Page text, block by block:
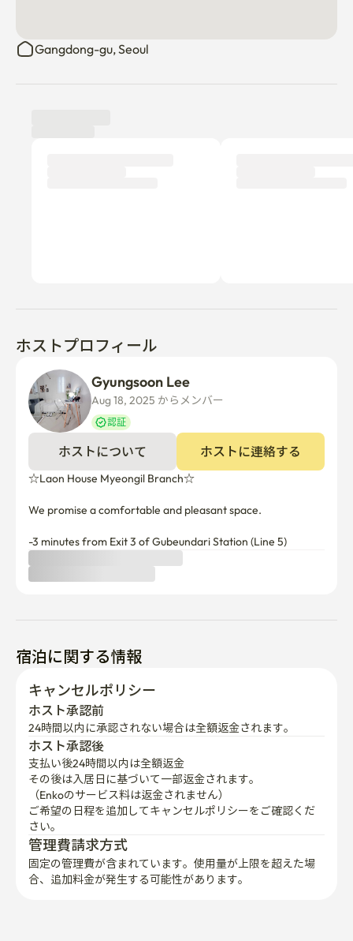
Gangdong-gu, Seoul
ホストプロフィール
Gyungsoon Lee
Aug 18, 2025 からメンバー
認証
ホストについて ホストに連絡する
☆Laon House Myeongil Branch☆
We promise a comfortable and pleasant space.
-3 minutes from Exit 3 of Gubeundari Station (Line 5)
宿泊に関する情報
キャンセルポリシー
ホスト承認前
24時間以内に承認されない場合は全額返金されます。
ホスト承認後
支払い後24時間以内は全額返金
その後は入居日に基づいて一部返金されます。
（Enkoのサービス料は返金されません）
ご希望の日程を追加してキャンセルポリシーをご確認くだ
さい。
管理費請求方式
固定の管理費が含まれています。使用量が上限を超えた場
合、追加料金が発生する可能性があります。